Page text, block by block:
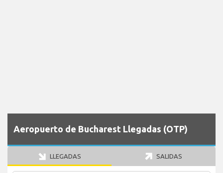
Aeropuerto de Bucharest Llegadas (OTP)
LLEGADAS SALIDAS